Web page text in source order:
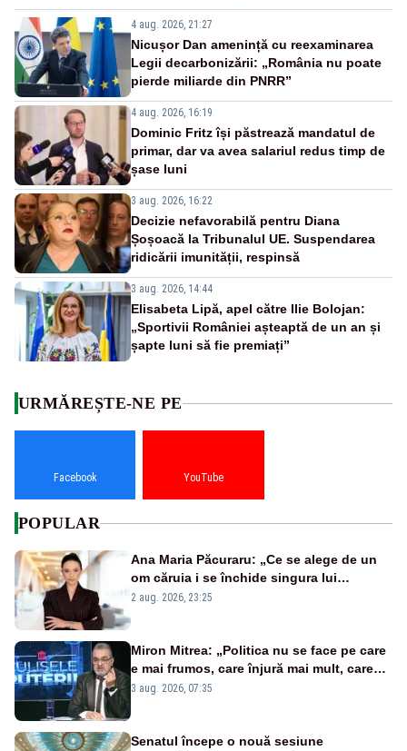
4 aug. 2026, 21:27
Nicușor Dan amenință cu reexaminarea
Legii decarbonizării: „România nu poate
pierde miliarde din PNRR”
4 aug. 2026, 16:19
Dominic Fritz își păstrează mandatul de
primar, dar va avea salariul redus timp de
șase luni
3 aug. 2026, 16:22
Decizie nefavorabilă pentru Diana
Șoșoacă la Tribunalul UE. Suspendarea
ridicării imunității, respinsă
3 aug. 2026, 14:44
Elisabeta Lipă, apel către Ilie Bolojan:
„Sportivii României așteaptă de un an și
șapte luni să fie premiați”
URMĂREȘTE-NE PE
Facebook YouTube
POPULAR
Ana Maria Păcuraru: „Ce se alege de un
om căruia i se închide singura lui
portiță?”
2 aug. 2026, 23:25
Miron Mitrea: „Politica nu se face pe care
e mai frumos, care înjură mai mult, care
țipă mai tare, ci pe proiecte”
3 aug. 2026, 07:35
Senatul începe o nouă sesiune